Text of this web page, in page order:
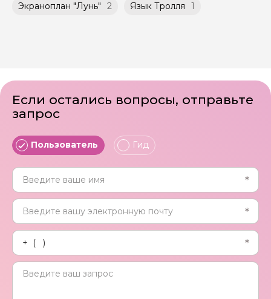
Экраноплан "Лунь" 2 Язык Тролля 1
Если остались вопросы, отправьте
запрос
Пользователь Гид